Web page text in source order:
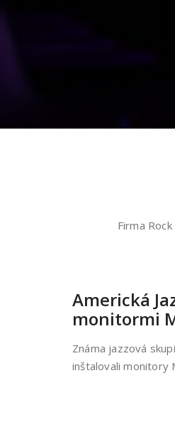
Firma
Americká
monitormi
Známa jazzová
inštalovali monitory